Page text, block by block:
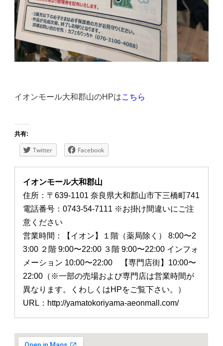
イオンモール大和郡山のHPはこちら
共有:
Twitter Facebook
イオンモール大和郡山
住所：〒639-1101 奈良県大和郡山市下三橋町741
電話番号：0743-54-7111 ※お掛け間違いにご注
意ください
営業時間：【イオン】１階（薬局除く） 8:00〜2
3:00 ２階 9:00〜22:00 ３階 9:00〜22:00 インフォ
メーション 10:00〜22:00 【専門店街】10:00〜
22:00（※一部の売場および専門店は営業時間が
異なります。くわしくはHPをご覧下さい。）
URL：http://yamatokoriyama-aeonmall.com/